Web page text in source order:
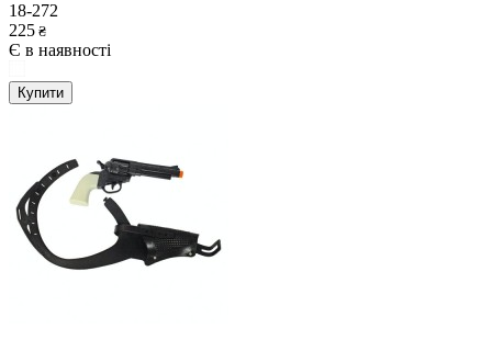
18-272
225 ₴
Є в наявності
Купити